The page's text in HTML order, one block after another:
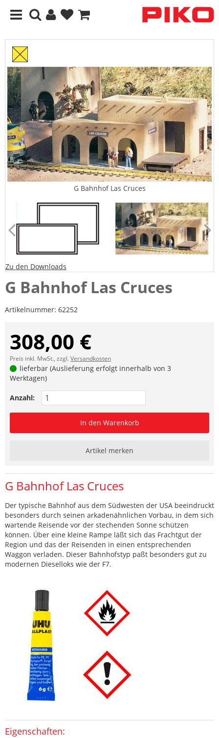
G Bahnhof Las Cruces
Zu den Downloads
G Bahnhof Las Cruces
Artikelnummer: 62252
308,00 €
Preis inkl. MwSt., zzgl.Versandkosten
lieferbar (Auslieferung erfolgt innerhalb von 3
Werktagen)
Anzahl:
In den Warenkorb
Artikel merken
G Bahnhof Las Cruces
Der typische Bahnhof aus dem Südwesten der USA beeindruckt
besonders durch seinen arkadenähnlichen Vorbau, in dem sich
wartende Reisende vor der stechenden Sonne schützen
können. Über eine kleine Rampe läßt sich das Frachtgut der
Region und das der Reisenden in einen entsprechenden
Waggon verladen. Dieser Bahnhofstyp paßt besonders gut zu
modernen Dieselloks wie der F7.
Eigenschaften: